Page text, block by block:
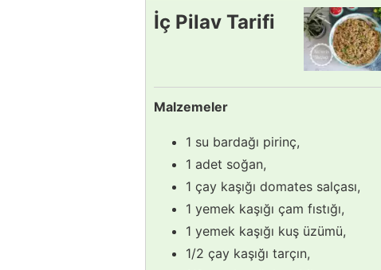
İç Pilav Tarifi
Malzemeler
1 su bardağı pirinç,
1 adet soğan,
1 çay kaşığı domates salçası,
1 yemek kaşığı çam fıstığı,
1 yemek kaşığı kuş üzümü,
1/2 çay kaşığı tarçın,